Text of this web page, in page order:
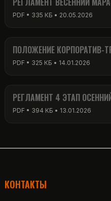
РЕГЛАМЕНТ ВЕСЕННИЙ
ПОЛОЖЕНИЕ КОРПОРАТИВ-
РЕГЛАМЕНТ 4 ЭТАП